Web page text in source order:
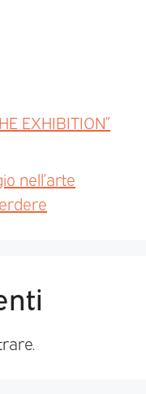
EXHIBITION”
nell’arte